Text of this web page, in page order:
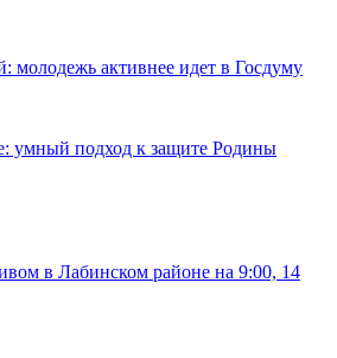
молодежь активнее идет в Госдуму
умный подход к защите Родины
в Лабинском районе на 9:00, 14